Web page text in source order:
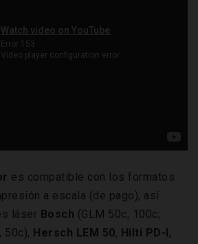
es compatible con los formatos
a escala (de pago), así
láser Bosch (GLM 50c, 100c;
50c), Hersch LEM 50, Hilti PD-I ,